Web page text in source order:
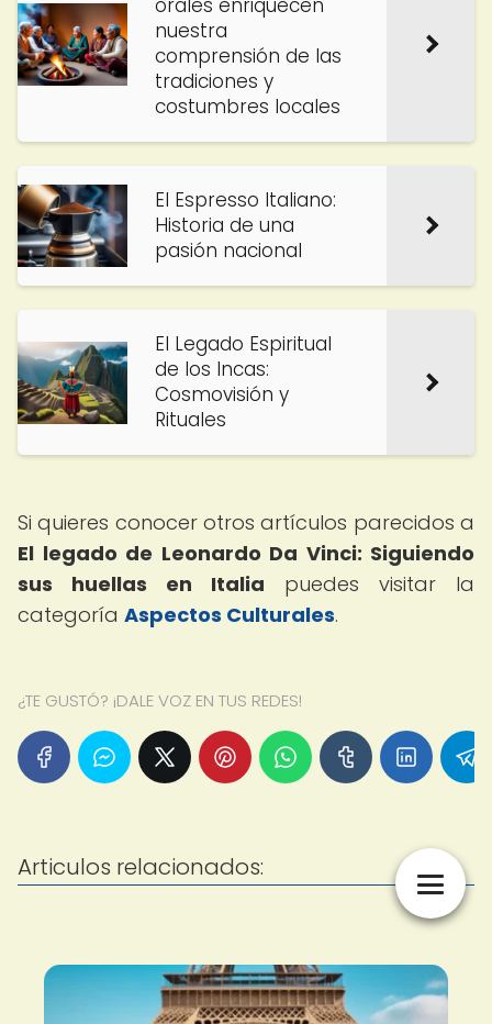
orales enriquecen
nuestra
comprensión de las
tradiciones y
costumbres locales
El Espresso Italiano:
Historia de una
pasión nacional
El Legado Espiritual
de los Incas:
Cosmovisión y
Rituales
Si quieres conocer otros artículos parecidos a
El legado de Leonardo Da Vinci: Siguiendo
sus huellas en Italia puedes visitar la
categoría Aspectos Culturales.
¿TE GUSTÓ? ¡DALE VOZ EN TUS REDES!
Articulos relacionados: